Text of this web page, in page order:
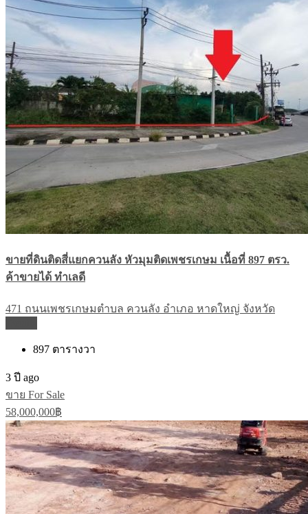
ขายที่ดินติดสี่แยกควนลัง หัวมุมติดเพชรเกษม เนื้อที่ 897 ตรว.
ค้าขายได้ ทำเลดี
471 ถนนเพชรเกษมตำบล ควนลัง อำเภอ หาดใหญ่ จังหวัด
897 ตารางวา
3 ปี ago
ขาย For Sale
58,000,000฿